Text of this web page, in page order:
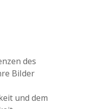
des
Bilder
und dem